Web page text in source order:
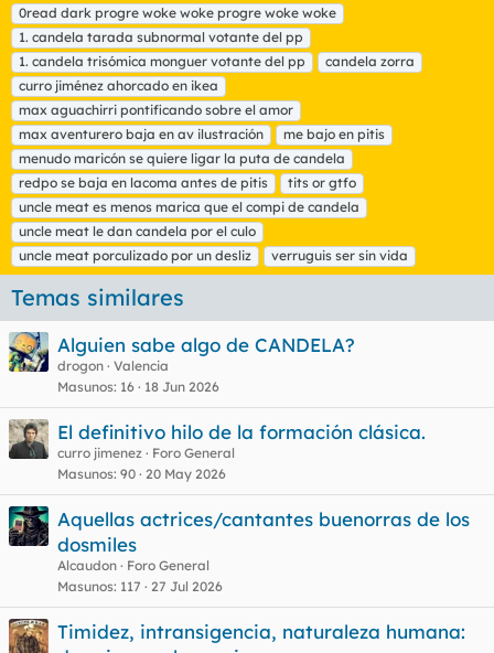
t
a
s
0read dark progre woke woke progre woke woke
1. candela tarada subnormal votante del pp
1. candela trisómica monguer votante del pp
candela zorra
curro jiménez ahorcado en ikea
max aguachirri pontificando sobre el amor
max aventurero baja en av ilustración
me bajo en pitis
menudo maricón se quiere ligar la puta de candela
redpo se baja en lacoma antes de pitis
tits or gtfo
uncle meat es menos marica que el compi de candela
uncle meat le dan candela por el culo
uncle meat porculizado por un desliz
verruguis ser sin vida
Temas similares
Alguien sabe algo de CANDELA?
drogon Valencia
Masunos 16 18 Jun 2026
El definitivo hilo de la formación clásica.
curro jimenez
Foro General
Masunos 90 20 May 2026
Aquellas actrices/cantantes buenorras de los
dosmiles
Alcaudon
Foro General
Masunos 117 27 Jul 2026
Timidez, intransigencia, naturaleza humana: